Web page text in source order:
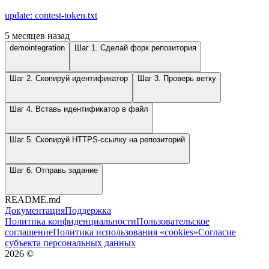
update: contest-token.txt
5 месяцев назад
demointegration Шаг 1. Сделай форк репозитория
Шаг 2. Скопируй идентификатор Шаг 3. Проверь ветку
Шаг 4. Вставь идентификатор в файл
Шаг 5. Скопируй HTTPS-ссылку на репозиторий
Шаг 6. Отправь задание
README.md
ДокументацияПоддержка
Политика конфиденциальностиПользовательское
соглашениеПолитика использования «cookies»Согласие
субъекта персональных данных
2026 ©